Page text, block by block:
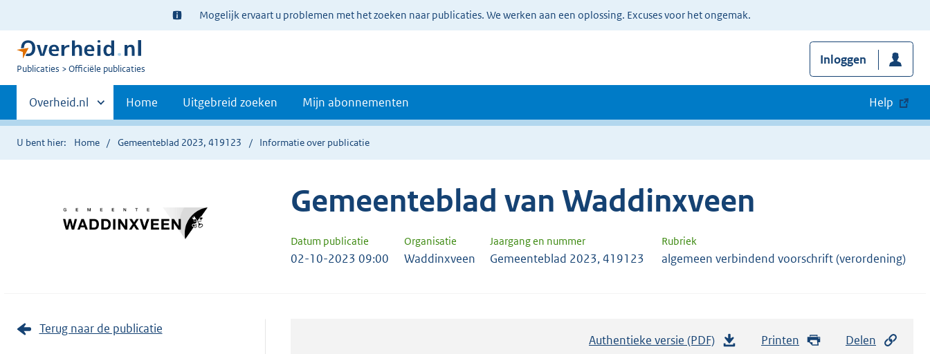
Ter
informatie:
Mogelijk ervaart u problemen met het zoeken naar publicaties. We werken aan een oplossing. Excuses voor het ongemak.
U
Publicaties Officiële publicaties
Inloggen
Primaire
navigatie
Andere
sites
binnen
Overheid.nl Home Uitgebreid zoeken Mijn abonnementen Help
U bent hier: Home Gemeenteblad 2023, 419123 Informatie over publicatie
Gemeenteblad van Waddinxveen
Datum publicatie Organisatie Jaargang en nummer Rubriek
02-10-2023 09:00 Waddinxveen Gemeenteblad 2023, 419123 algemeen verbindend voorschrift (verordening)
Terug naar de publicatie
Authentieke versie (PDF) Printen Delen